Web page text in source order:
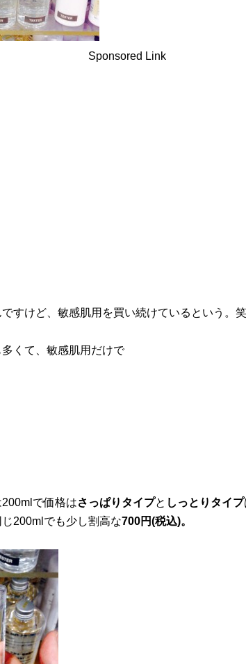
Sponsored Link
すけど、敏感肌用を買い続けているという。笑
くて、敏感肌用だけで
で価格はさっぱりタイプと しっとりタイプ
200mlでも少し割高な700円(税込)。